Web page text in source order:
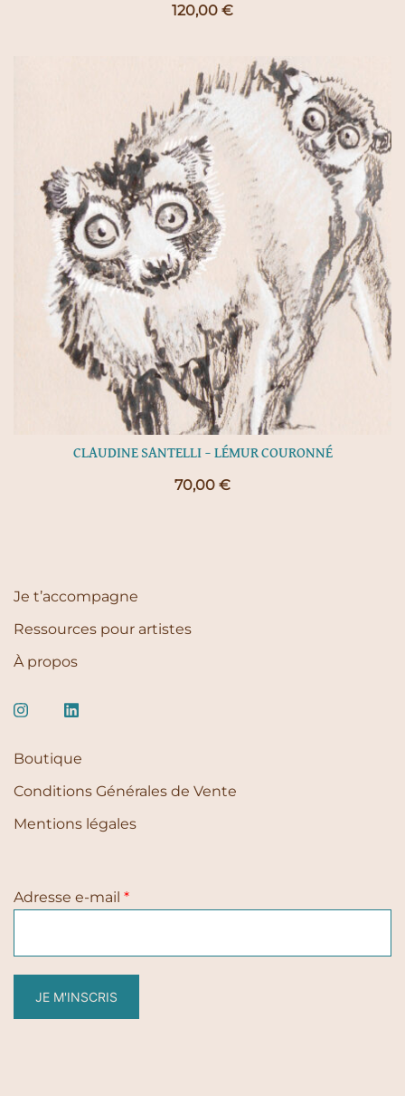
120,00 €
CLAUDINE SANTELLI – LÉMUR COURONNÉ
70,00 €
Je t’accompagne
Ressources pour artistes
À propos
Boutique
Conditions Générales de Vente
Mentions légales
Adresse e-mail *
JE M'INSCRIS